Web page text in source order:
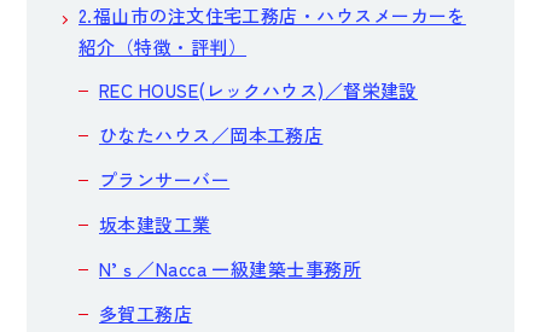
2.福山市の注文住宅工務店・ハウスメーカーを
紹介（特徴・評判）
REC HOUSE(レックハウス)／督栄建設
ひなたハウス／岡本工務店
プランサーバー
坂本建設工業
N’ｓ／Nacca 一級建築士事務所
多賀工務店